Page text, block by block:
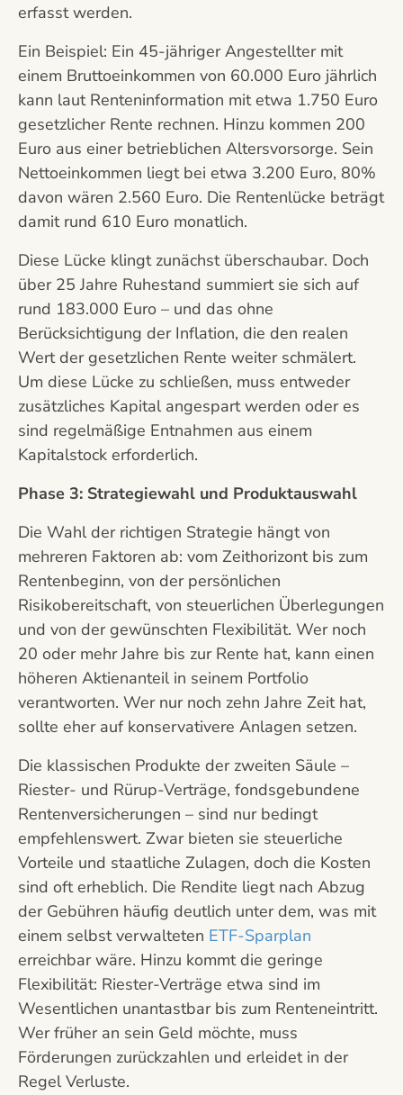
erfasst werden.
Ein Beispiel: Ein 45-jähriger Angestellter mit
einem Bruttoeinkommen von 60.000 Euro jährlich
kann laut Renteninformation mit etwa 1.750 Euro
gesetzlicher Rente rechnen. Hinzu kommen 200
Euro aus einer betrieblichen Altersvorsorge. Sein
Nettoeinkommen liegt bei etwa 3.200 Euro, 80%
davon wären 2.560 Euro. Die Rentenlücke beträgt
damit rund 610 Euro monatlich.
Diese Lücke klingt zunächst überschaubar. Doch
über 25 Jahre Ruhestand summiert sie sich auf
rund 183.000 Euro – und das ohne
Berücksichtigung der Inflation, die den realen
Wert der gesetzlichen Rente weiter schmälert.
Um diese Lücke zu schließen, muss entweder
zusätzliches Kapital angespart werden oder es
sind regelmäßige Entnahmen aus einem
Kapitalstock erforderlich.
Phase 3: Strategiewahl und Produktauswahl
Die Wahl der richtigen Strategie hängt von
mehreren Faktoren ab: vom Zeithorizont bis zum
Rentenbeginn, von der persönlichen
Risikobereitschaft, von steuerlichen Überlegungen
und von der gewünschten Flexibilität. Wer noch
20 oder mehr Jahre bis zur Rente hat, kann einen
höheren Aktienanteil in seinem Portfolio
verantworten. Wer nur noch zehn Jahre Zeit hat,
sollte eher auf konservativere Anlagen setzen.
Die klassischen Produkte der zweiten Säule –
Riester- und Rürup-Verträge, fondsgebundene
Rentenversicherungen – sind nur bedingt
empfehlenswert. Zwar bieten sie steuerliche
Vorteile und staatliche Zulagen, doch die Kosten
sind oft erheblich. Die Rendite liegt nach Abzug
der Gebühren häufig deutlich unter dem, was mit
einem selbst verwalteten ETF-Sparplan
erreichbar wäre. Hinzu kommt die geringe
Flexibilität: Riester-Verträge etwa sind im
Wesentlichen unantastbar bis zum Renteneintritt.
Wer früher an sein Geld möchte, muss
Förderungen zurückzahlen und erleidet in der
Regel Verluste.